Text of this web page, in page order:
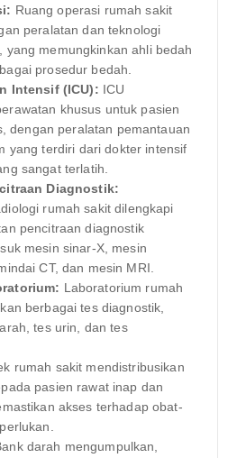
Ruang operasi rumah sakit
peralatan dan teknologi
yang memungkinkan ahli bedah
prosedur bedah.
Intensif (ICU): ICU
khusus untuk pasien
dengan peralatan pemantauan
yang terdiri dari dokter intensif
sangat terlatih.
Diagnostik:
rumah sakit dilengkapi
pencitraan diagnostik
mesin sinar-X, mesin
CT, dan mesin MRI.
Laboratorium rumah
berbagai tes diagnostik,
tes urin, dan tes
rumah sakit mendistribusikan
pasien rawat inap dan
akses terhadap obat-
darah mengumpulkan,